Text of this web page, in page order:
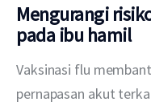
Mengurangi
pada ibu hamil
Vaksinasi flu
pernapasan akut